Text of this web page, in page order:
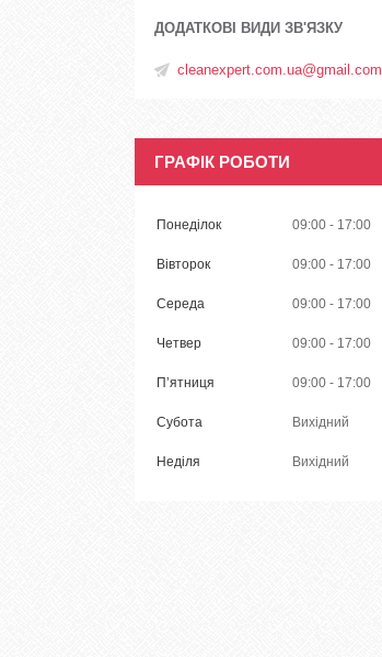
cleanexpert.com.ua@gmail.com
ГРАФІК РОБОТИ
Понеділок 09:00 17:00
Вівторок 09:00 17:00
Середа 09:00 17:00
Четвер 09:00 17:00
Пʼятниця 09:00 17:00
Субота Вихідний
Неділя Вихідний